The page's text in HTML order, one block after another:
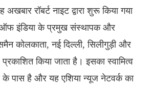
रॉबर्ट नाइट द्वारा शुरू किया गया
ऑफ इंडिया के प्रमुख संस्थापक और
कोलकाता, नई दिल्ली, सिलीगुड़ी और
किया जाता है। इसका स्वामित्व
पास है और यह एशिया न्यूज नेटवर्क का